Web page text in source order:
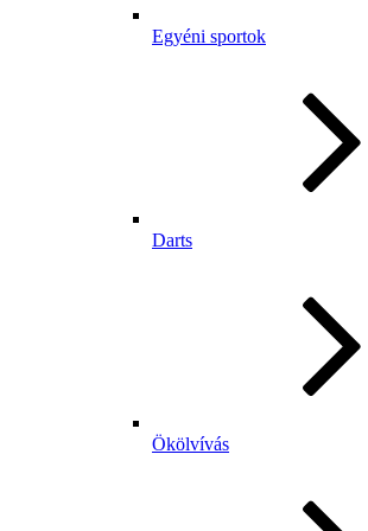
Egyéni sportok
Darts
Ökölvívás